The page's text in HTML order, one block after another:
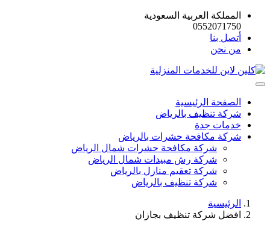
المملكة العربية السعودية
0552071750
أتصل بنا
من نحن
الصفحة الرئيسية
شركة تنظيف بالرياض
خدمات جدة
شركة مكافحة حشرات بالرياض
شركة مكافحة حشرات شمال الرياض
شركة رش مبيدات شمال الرياض
شركة تعقيم منازل بالرياض
شركة تنظيف بالرياض
الرئيسية
افضل شركة تنظيف بجازان